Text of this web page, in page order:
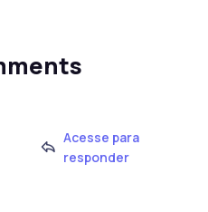
Acesse para
responder